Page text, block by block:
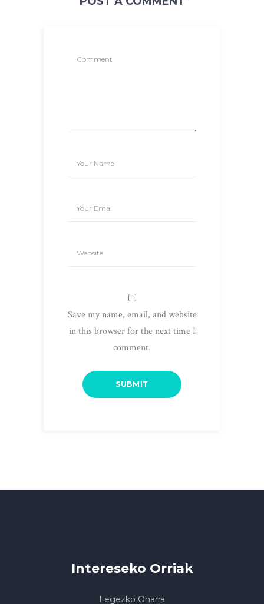
Save my name, email, and website
in this browser for the next time I
comment.
Intereseko Orriak
Legezko Oharra